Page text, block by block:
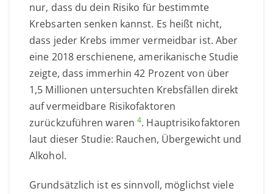
nur, dass du dein Risiko für bestimmte
Krebsarten senken kannst. Es heißt nicht,
dass jeder Krebs immer vermeidbar ist. Aber
eine 2018 erschienene, amerikanische Studie
zeigte, dass immerhin 42 Prozent von über
1,5 Millionen untersuchten Krebsfällen direkt
auf vermeidbare Risikofaktoren
zurückzuführen waren4. Hauptrisikofaktoren
laut dieser Studie: Rauchen, Übergewicht und
Alkohol.
Grundsätzlich ist es sinnvoll, möglichst viele